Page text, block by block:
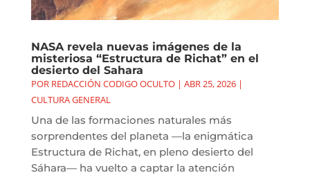
NASA revela nuevas imágenes de la
misteriosa “Estructura de Richat” en el
desierto del Sahara
POR REDACCIÓN CODIGO OCULTO| ABR 25, 2026|
CULTURA GENERAL
Una de las formaciones naturales más
sorprendentes del planeta —la enigmática
Estructura de Richat, en pleno desierto del
Sáhara— ha vuelto a captar la atención